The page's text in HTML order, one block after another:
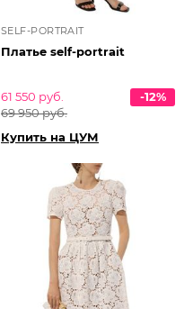
SELF-PORTRAIT
Платье self-portrait
61 550 руб.
69 950 руб.
-12%
Купить на ЦУМ